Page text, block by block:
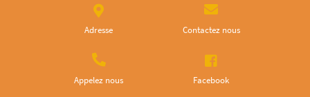
Adresse Contactez nous
Appelez nous Facebook